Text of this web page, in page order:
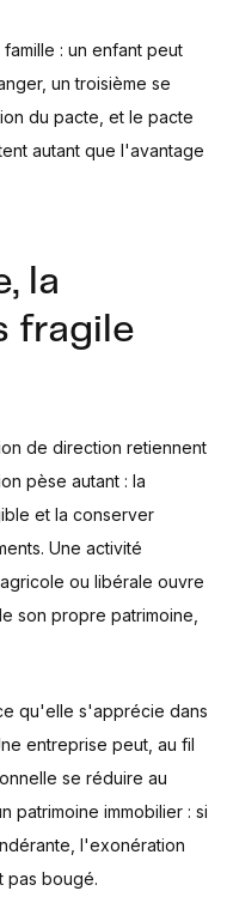
: un enfant peut
un troisième se
du pacte, et le pacte
autant que l'avantage
la
fragile
de direction retiennent
pèse autant : la
et la conserver
Une activité
ou libérale ouvre
son propre patrimoine,
qu'elle s'apprécie dans
entreprise peut, au fil
se réduire au
immobilier : si
l'exonération
pas bougé.